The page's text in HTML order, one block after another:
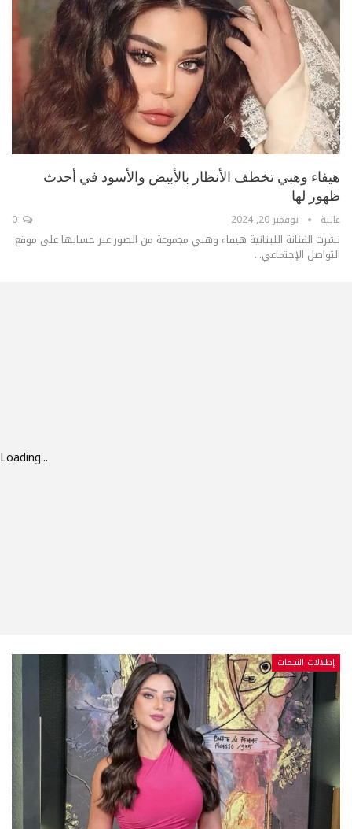
هيفاء وهبي تخطف الأنظار بالأبيض والأسود في أحدث
ظهور لها
عالية نوفمبر 20, 2024
نشرت الفنانة اللبنانية هيفاء وهبي مجموعة من الصور عبر حسابها على موقع
التواصل الإجتماعي...
Loading...
إطلالات النجمات